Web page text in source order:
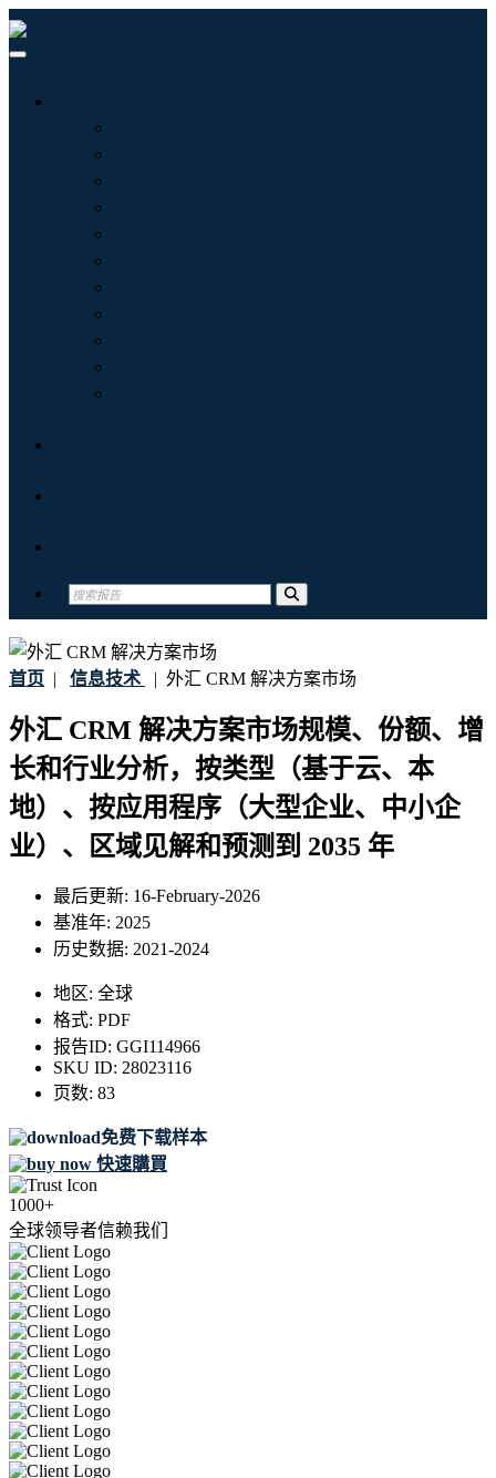
首页 | 信息技术 | 外汇 CRM 解决方案市场
外汇 CRM 解决方案市场规模、份额、增
长和行业分析，按类型（基于云、本
地）、按应用程序（大型企业、中小企
业）、区域见解和预测到 2035 年
最后更新: 16-February-2026
基准年: 2025
历史数据: 2021-2024
地区: 全球
格式: PDF
报告ID: GGI114966
SKU ID: 28023116
页数: 83
免费下载样本
快速購買
1000+
全球领导者信赖我们